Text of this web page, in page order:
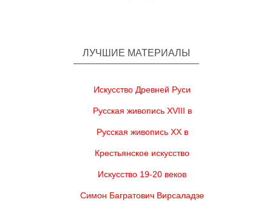
ЛУЧШИЕ МАТЕРИАЛЫ
Искусство Древней Руси
Русская живопись XVIII в
Русская живопись XX в
Крестьянское искусство
Искусство 19-20 веков
Симон Багратович Вирсаладзе